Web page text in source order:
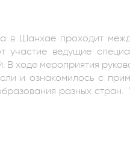
в Шанхае проходит
участие ведущие
и
и ознакомилось с
разных стран.
новых технологий в